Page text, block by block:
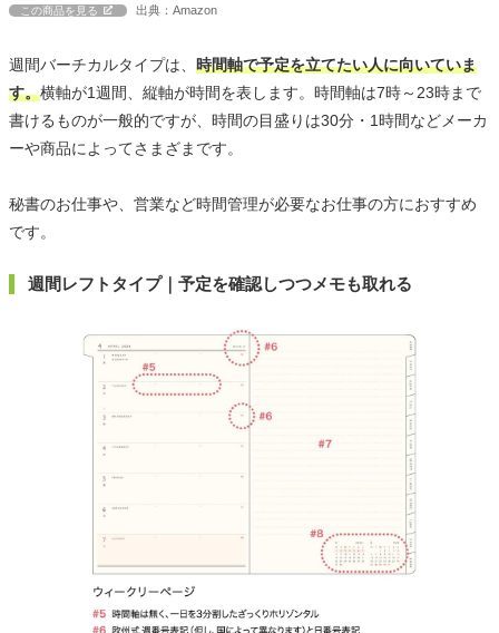
この商品を見る 出典：Amazon
週間バーチカルタイプは、 時間軸で予定を立てたい人に向いていま
す。横軸が1週間、縦軸が時間を表します。時間軸は7時～23時まで
書けるものが一般的ですが、時間の目盛りは30分・1時間などメーカ
ーや商品によってさまざまです。
秘書のお仕事や、営業など時間管理が必要なお仕事の方におすすめ
です。
週間レフトタイプ｜予定を確認しつつメモも取れる